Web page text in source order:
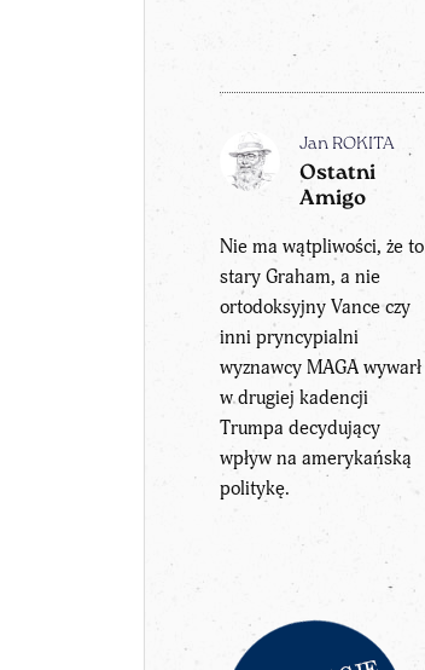
Jan ROKITA
Ostatni
Amigo
Nie ma wątpliwości, że to
stary Graham, a nie
ortodoksyjny Vance czy
inni pryncypialni
wyznawcy MAGA wywarł
w drugiej kadencji
Trumpa decydujący
wpływ na amerykańską
politykę.